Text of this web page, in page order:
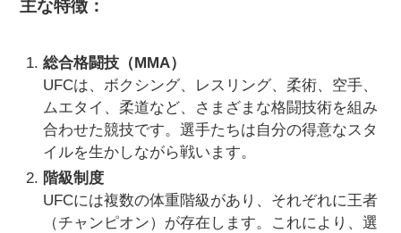
主な特徴：
総合格闘技（MMA）
UFCは、ボクシング、レスリング、柔術、空手、
ムエタイ、柔道など、さまざまな格闘技術を組み
合わせた競技です。選手たちは自分の得意なスタ
イルを生かしながら戦います。
階級制度
UFCには複数の体重階級があり、それぞれに王者
（チャンピオン）が存在します。これにより、選